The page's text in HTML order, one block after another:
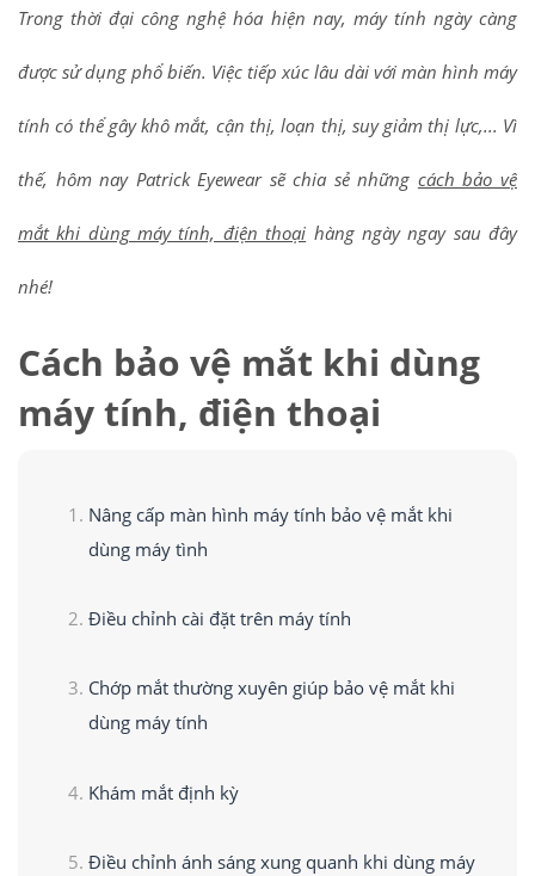
Trong thời đại công nghệ hóa hiện nay, máy tính ngày càng
được sử dụng phổ biến. Việc tiếp xúc lâu dài với màn hình máy
tính có thể gây khô mắt, cận thị, loạn thị, suy giảm thị lực,... Vì
thế, hôm nay Patrick Eyewear sẽ chia sẻ những cách bảo vệ
mắt khi dùng máy tính, điện thoại hàng ngày ngay sau đây
nhé!
Cách bảo vệ mắt khi dùng
máy tính, điện thoại
Nâng cấp màn hình máy tính bảo vệ mắt khi
dùng máy tình
Điều chỉnh cài đặt trên máy tính
Chớp mắt thường xuyên giúp bảo vệ mắt khi
dùng máy tính
Khám mắt định kỳ
Điều chỉnh ánh sáng xung quanh khi dùng máy